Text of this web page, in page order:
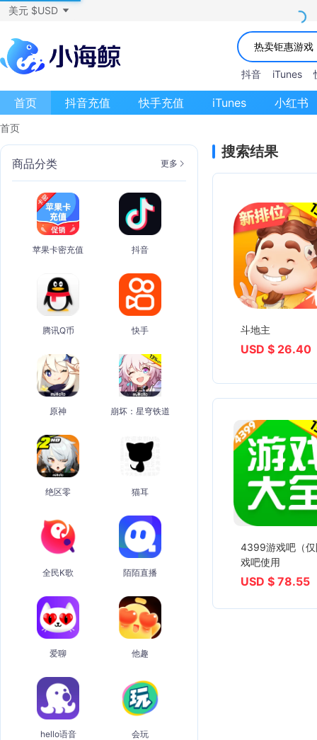
美元 $USD
抖音 iTunes
首页 抖音充值 快手充值 iTunes 小红书
首页
商品分类 更多
苹果卡密充值 抖音
腾讯Q币 快手
原神 崩坏：星穹铁道
绝区零 猫耳
全民K歌 陌陌直播
爱聊 他趣
hello语音 会玩
搜索结果
斗地主
USD $ 26.40
4399游戏吧（
戏吧使用
USD $ 78.55